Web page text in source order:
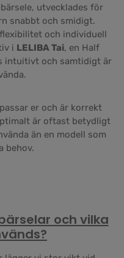
utvecklades för
snabbt och smidigt.
och individuell
i LELIBA Tai, en Half
intuitivt och samtidigt är
er och är korrekt
är oftast betydligt
än en modell som
behov.
och vilka